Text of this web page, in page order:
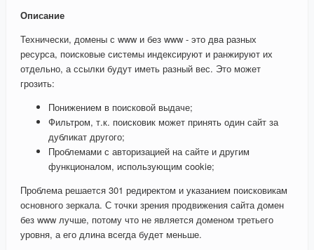
Описание
Технически, домены с www и без www - это два разных
ресурса, поисковые системы индексируют и ранжируют их
отдельно, а ссылки будут иметь разный вес. Это может
грозить:
Понижением в поисковой выдаче;
Фильтром, т.к. поисковик может принять один сайт за
дубликат другого;
Проблемами с авторизацией на сайте и другим
функционалом, использующим cookie;
Проблема решается 301 редиректом и указанием поисковикам
основного зеркала. С точки зрения продвижения сайта домен
без www лучше, потому что не является доменом третьего
уровня, а его длина всегда будет меньше.